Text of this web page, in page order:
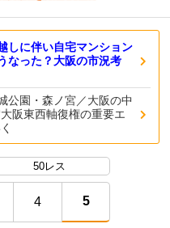
しに伴い自宅マンション
なった？大阪の市況考
公園・森ノ宮／大阪の中
阪東西軸復権の重要エ
50レス
4 5